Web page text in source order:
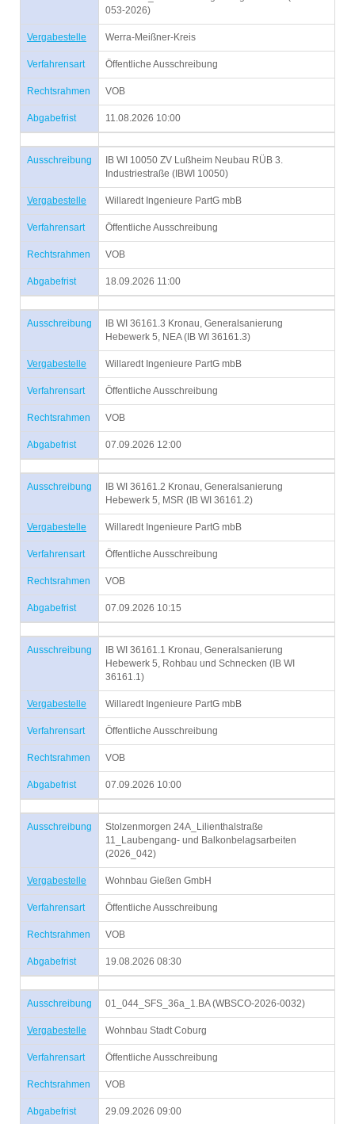
053-2026)
Vergabestelle Werra-Meißner-Kreis
Verfahrensart Öffentliche Ausschreibung
Rechtsrahmen VOB
Abgabefrist 11.08.2026 10:00
Ausschreibung
IB WI 10050 ZV Lußheim Neubau RÜB 3.
Industriestraße (IBWI 10050)
Vergabestelle Willaredt Ingenieure PartG mbB
Verfahrensart Öffentliche Ausschreibung
Rechtsrahmen VOB
Abgabefrist 18.09.2026 11:00
Ausschreibung
IB WI 36161.3 Kronau, Generalsanierung
Hebewerk 5, NEA (IB WI 36161.3)
Vergabestelle Willaredt Ingenieure PartG mbB
Verfahrensart Öffentliche Ausschreibung
Rechtsrahmen VOB
Abgabefrist 07.09.2026 12:00
Ausschreibung
IB WI 36161.2 Kronau, Generalsanierung
Hebewerk 5, MSR (IB WI 36161.2)
Vergabestelle Willaredt Ingenieure PartG mbB
Verfahrensart Öffentliche Ausschreibung
Rechtsrahmen VOB
Abgabefrist 07.09.2026 10:15
Ausschreibung
IB WI 36161.1 Kronau, Generalsanierung
Hebewerk 5, Rohbau und Schnecken (IB WI
36161.1)
Vergabestelle Willaredt Ingenieure PartG mbB
Verfahrensart Öffentliche Ausschreibung
Rechtsrahmen VOB
Abgabefrist 07.09.2026 10:00
Ausschreibung
Stolzenmorgen 24A_Lilienthalstraße
11_Laubengang- und Balkonbelagsarbeiten
(2026_042)
Vergabestelle Wohnbau Gießen GmbH
Verfahrensart Öffentliche Ausschreibung
Rechtsrahmen VOB
Abgabefrist 19.08.2026 08:30
Ausschreibung 01_044_SFS_36a_1.BA (WBSCO-2026-0032)
Vergabestelle Wohnbau Stadt Coburg
Verfahrensart Öffentliche Ausschreibung
Rechtsrahmen VOB
Abgabefrist 29.09.2026 09:00